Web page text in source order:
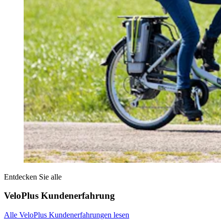
Entdecken Sie alle
VeloPlus Kundenerfahrung
Alle VeloPlus Kundenerfahrungen lesen